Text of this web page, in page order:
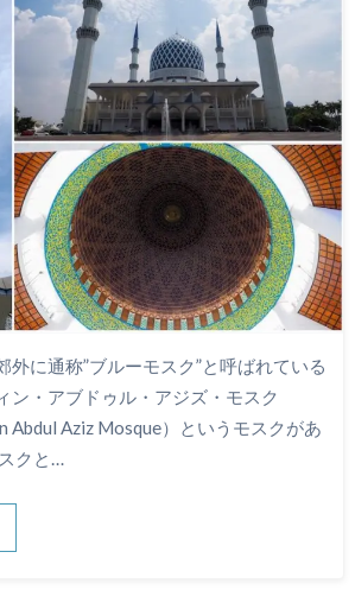
外に通称”ブルーモスク”と呼ばれている
ン・アブドゥル・アジズ・モスク
Abdul Aziz Mosque）というモスクがあ
クと…